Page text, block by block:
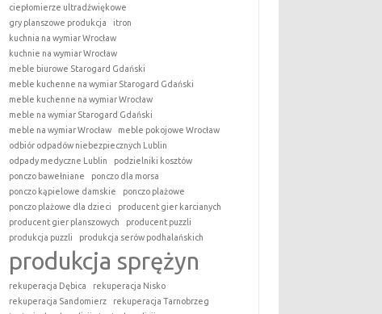
ciepłomierze ultradźwiękowe
gry planszowe produkcja
itron
kuchnia na wymiar Wrocław
kuchnie na wymiar Wrocław
meble biurowe Starogard Gdański
meble kuchenne na wymiar Starogard Gdański
meble kuchenne na wymiar Wrocław
meble na wymiar Starogard Gdański
meble na wymiar Wrocław
meble pokojowe Wrocław
odbiór odpadów niebezpiecznych Lublin
odpady medyczne Lublin
podzielniki kosztów
ponczo bawełniane
ponczo dla morsa
ponczo kąpielowe damskie
ponczo plażowe
ponczo plażowe dla dzieci
producent gier karcianych
producent gier planszowych
producent puzzli
produkcja puzzli
produkcja serów podhalańskich
produkcja sprężyn
rekuperacja Dębica
rekuperacja Nisko
rekuperacja Sandomierz
rekuperacja Tarnobrzeg